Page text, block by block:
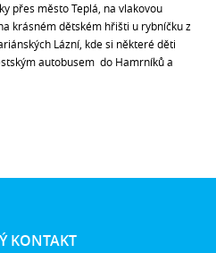
přes město Teplá, na vlakovou
krásném dětském hřišti u rybníčku z
Lázní, kde si některé děti
autobusem do Hamrníků a
KONTAKT